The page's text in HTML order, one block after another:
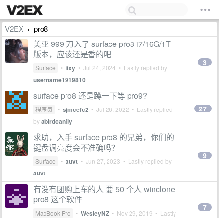
V2EX › pro8
美亚 999 刀入了 surface pro8 i7/16G/1T
版本，应该还是香的吧
Surface • iixy • Jul 24, 2024 • Lastly replied by
username1919810
3
surface pro8 还是蹲一下等 pro9?
程序员 • sjmcefc2 • Jul 26, 2022 • Lastly replied
byabirdcanfly
27
求助，入手 surface pro8 的兄弟，你们的
键盘调亮度会不准确吗？
Surface • auvt • Jun 27, 2023 • Lastly replied by
auvt
9
有没有团购上车的人 要 50 个人 winclone
pro8 这个软件
MacBook Pro • WesleyNZ • Nov 29, 2019 • Lastly
7